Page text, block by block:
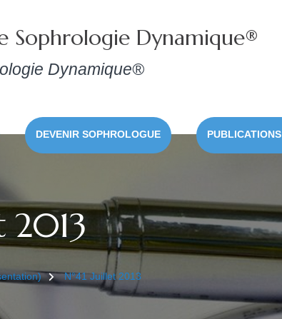
Sophrologie Dynamique®
Dynamique®
DEVENIR SOPHROLOGUE PUBLICATIONS
2013
N°41 Juillet 2013